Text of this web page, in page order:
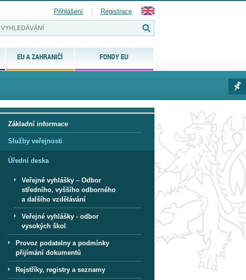
EU A ZAHRANIČÍ FONDY EU
Přihlášení Registrace
Základní informace
Služby veřejnosti
Úřední deska
Veřejné vyhlášky – Odbor
středního, vyššího odborného
a dalšího vzdělávání
Veřejné vyhlášky - odbor
vysokých škol
Provoz podatelny a podmínky
přijímání dokumentů
Rejstříky, registry a seznamy